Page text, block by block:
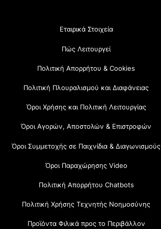
Εταιρικά Στοιχεία
Πώς Λειτουργεί
Πολιτική Απορρήτου & Cookies
Πολιτική Πλουραλισμού και Διαφάνειας
Όροι Χρήσης και Πολιτική Λειτουργίας
Όροι Αγορών, Αποστολών & Επιστροφών
Όροι Συμμετοχής σε Παιχνίδια & Διαγωνισμούς
Όροι Παραχώρησης Video
Πολιτική Απορρήτου Chatbots
Πολιτική Χρήσης Τεχνητής Νοημοσύνης
Προϊόντα Φιλικά προς το Περιβάλλον